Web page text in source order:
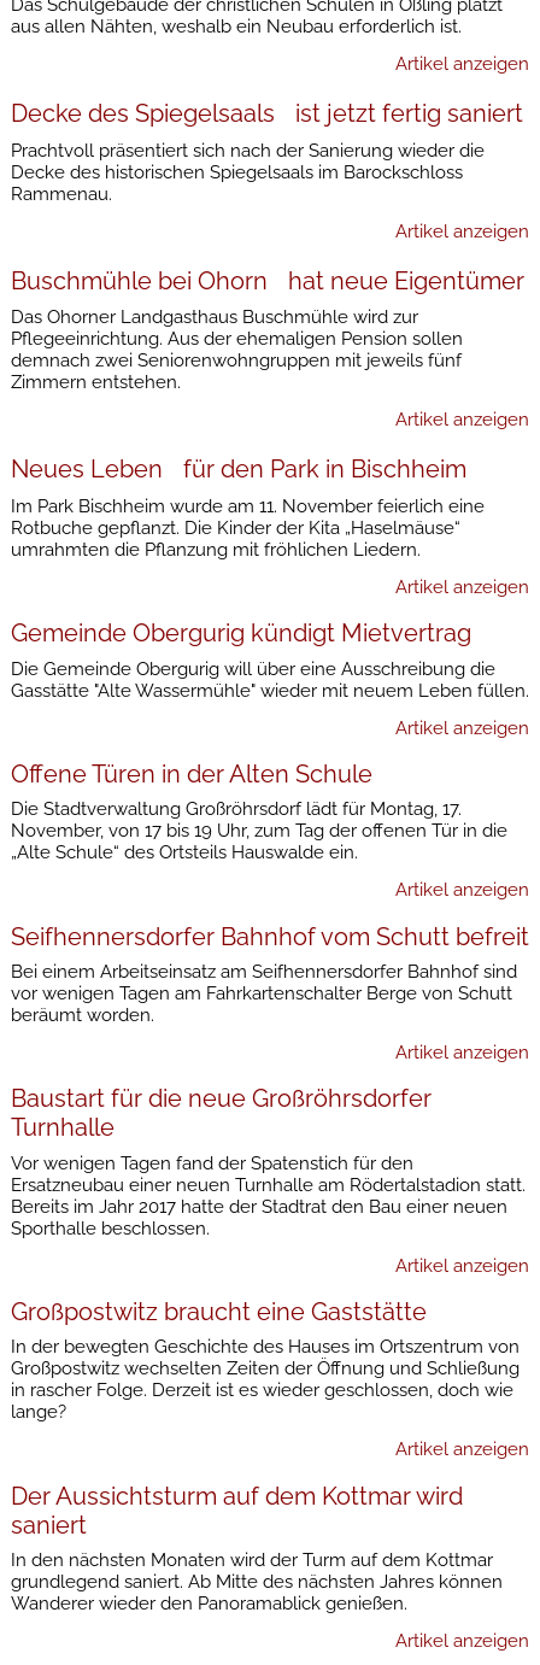
Das Schulgebäude der christlichen Schulen in Oßling platzt
aus allen Nähten, weshalb ein Neubau erforderlich ist.
Artikel anzeigen
Decke des Spiegelsaals ist jetzt fertig saniert
Prachtvoll präsentiert sich nach der Sanierung wieder die
Decke des historischen Spiegelsaals im Barockschloss
Rammenau.
Artikel anzeigen
Buschmühle bei Ohorn hat neue Eigentümer
Das Ohorner Landgasthaus Buschmühle wird zur
Pflegeeinrichtung. Aus der ehemaligen Pension sollen
demnach zwei Seniorenwohngruppen mit jeweils fünf
Zimmern entstehen.
Artikel anzeigen
Neues Leben für den Park in Bischheim
Im Park Bischheim wurde am 11. November feierlich eine
Rotbuche gepflanzt. Die Kinder der Kita „Haselmäuse“
umrahmten die Pflanzung mit fröhlichen Liedern.
Artikel anzeigen
Gemeinde Obergurig kündigt Mietvertrag
Die Gemeinde Obergurig will über eine Ausschreibung die
Gasstätte "Alte Wassermühle" wieder mit neuem Leben füllen.
Artikel anzeigen
Offene Türen in der Alten Schule
Die Stadtverwaltung Großröhrsdorf lädt für Montag, 17.
November, von 17 bis 19 Uhr, zum Tag der offenen Tür in die
„Alte Schule“ des Ortsteils Hauswalde ein.
Artikel anzeigen
Seifhennersdorfer Bahnhof vom Schutt befreit
Bei einem Arbeitseinsatz am Seifhennersdorfer Bahnhof sind
vor wenigen Tagen am Fahrkartenschalter Berge von Schutt
beräumt worden.
Artikel anzeigen
Baustart für die neue Großröhrsdorfer
Turnhalle
Vor wenigen Tagen fand der Spatenstich für den
Ersatzneubau einer neuen Turnhalle am Rödertalstadion statt.
Bereits im Jahr 2017 hatte der Stadtrat den Bau einer neuen
Sporthalle beschlossen.
Artikel anzeigen
Großpostwitz braucht eine Gaststätte
In der bewegten Geschichte des Hauses im Ortszentrum von
Großpostwitz wechselten Zeiten der Öffnung und Schließung
in rascher Folge. Derzeit ist es wieder geschlossen, doch wie
lange?
Artikel anzeigen
Der Aussichtsturm auf dem Kottmar wird
saniert
In den nächsten Monaten wird der Turm auf dem Kottmar
grundlegend saniert. Ab Mitte des nächsten Jahres können
Wanderer wieder den Panoramablick genießen.
Artikel anzeigen